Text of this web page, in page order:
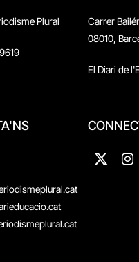
Plural
Carrer
08010,
El Diari de
X